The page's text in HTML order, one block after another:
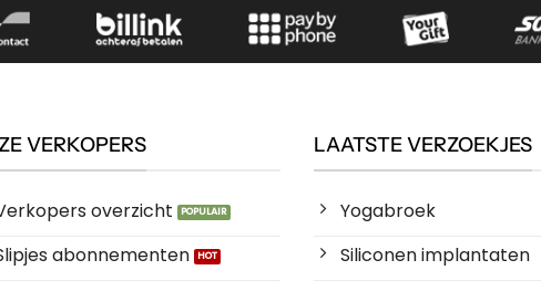
VERKOPERS
overzicht
abonnementen
LAATSTE VERZOEKJES
Yogabroek
Siliconen implantaten